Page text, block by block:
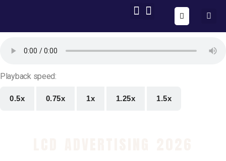
Playback speed:
0.5x 0.75x 1x 1.25x 1.5x